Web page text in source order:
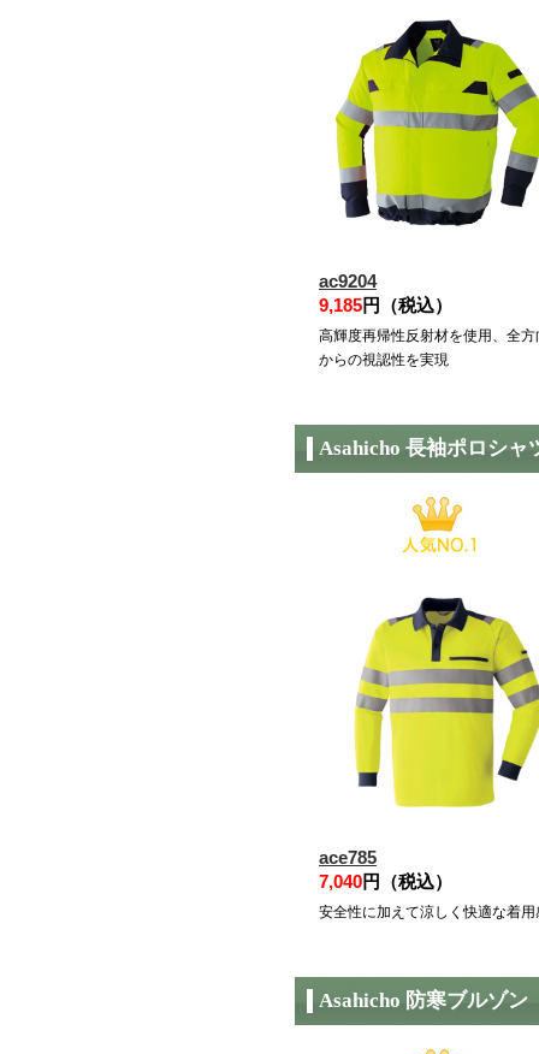
ac9204
9,185円（税込）
高輝度再帰性反射材を使用、全方
からの視認性を実現
Asahicho 長袖ポロシャ
ace785
7,040円（税込）
安全性に加えて涼しく快適な着用
Asahicho 防寒ブルゾン